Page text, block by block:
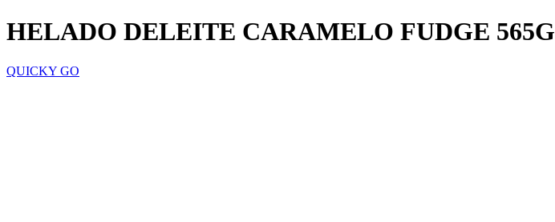
HELADO DELEITE CARAMELO FUDGE 565G
QUICKY GO